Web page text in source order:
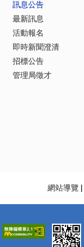
訊息公告
最新訊息
活動報名
即時新聞澄清
招標公告
管理局徵才
網站導覽